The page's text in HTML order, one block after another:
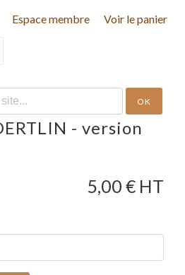
Espace membre Voir le panier
OK
- version
5,00 € HT